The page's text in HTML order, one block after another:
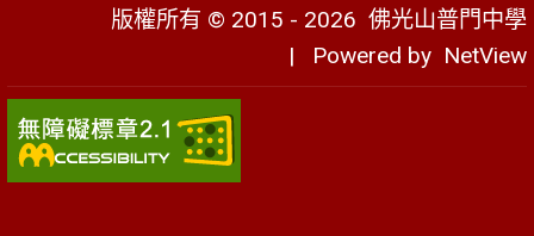
版權所有 © 2015 - 2026 佛光山普門中學
| Powered by NetView